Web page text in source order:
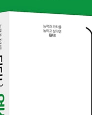
능력자가 되는 데이터
하기
하는 원리
표시 형식 변경하기
원하는 형태로 표시하기
[표시 형식]에서 셀 서식